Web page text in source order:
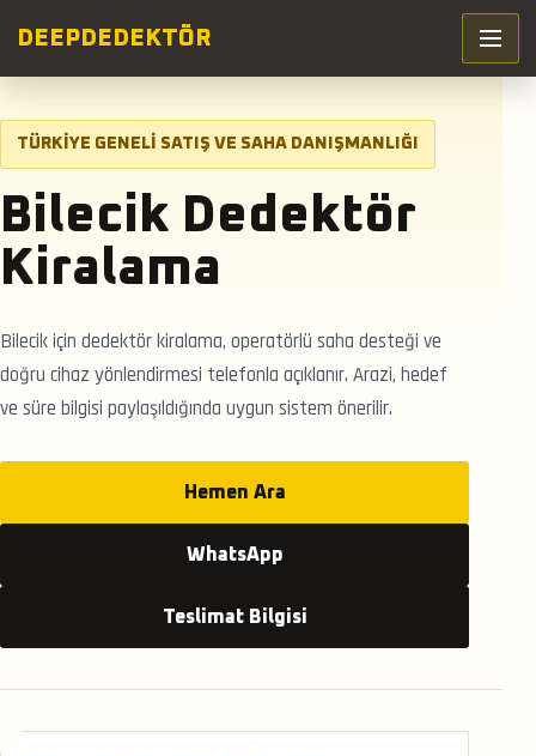
DEEP DEDEKTÖR
TÜRKIYE GENELI SATIŞ VE SAHA DANIŞMANLIĞI
Bilecik Dedektör
Kiralama
Bilecik için dedektör kiralama, operatörlü saha desteği ve
doğru cihaz yönlendirmesi telefonla açıklanır. Arazi, hedef
ve süre bilgisi paylaşıldığında uygun sistem önerilir.
Hemen Ara
WhatsApp
Teslimat Bilgisi